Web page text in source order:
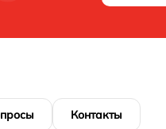
Контакты